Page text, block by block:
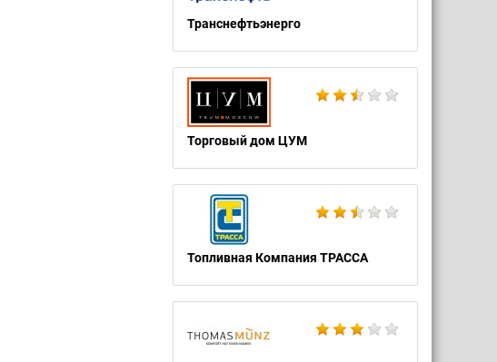
Транснефтьэнерго
Торговый дом ЦУМ
Топливная Компания ТРАССА